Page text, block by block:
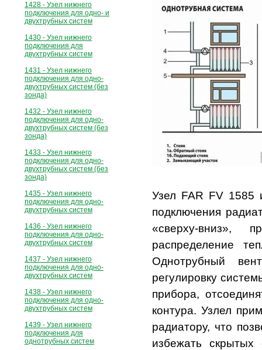
1428 - Узел нижнего
подключения для одно- и
двухтрубных систем
1430 - Узел нижнего
подключения для
двухтрубных систем
1431 - Узел нижнего
подключения для одно-
двухтрубных систем (без
зонда)
1432 - Узел нижнего
подключения для одно-
двухтрубных систем (без
зонда)
1433 - Узел нижнего
подключения для одно-
двухтрубных систем (без
зонда)
1435 - Узел нижнего
подключения для одно-
двухтрубных систем
1436 - Узел нижнего
подключения для одно-
двухтрубных систем
1437 - Узел нижнего
подключения для одно-
двухтрубных систем
1438 - Узел нижнего
подключения для одно-
двухтрубных систем
1439 - Узел нижнего
подключения для
однотрубных систем
Узел FAR FV 1585
подключения
«сверху-вниз»,
распределение
Однотрубный
регулировку
прибора,
контура. Узлел
радиатору, что
избежать скрытых